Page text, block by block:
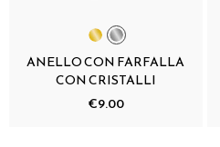
ANELLO CON FARFALLA
CON CRISTALLI
€9.00